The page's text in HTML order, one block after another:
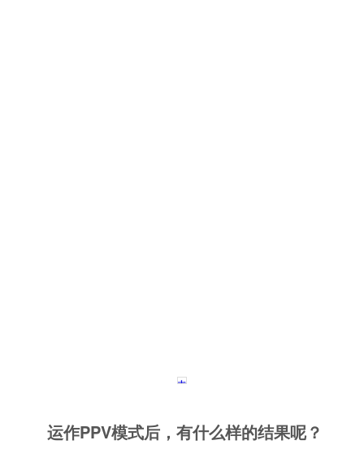
运作PPV模式后，有什么样的结果呢？